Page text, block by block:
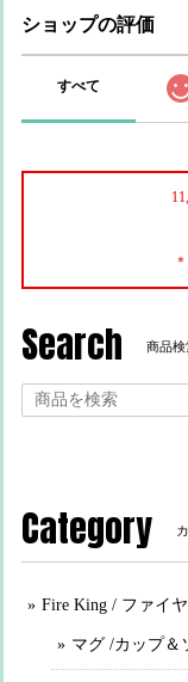
ショップの評価
すべて
Search 商品検
Category
Fire King / ファイ
マグ /カップ＆